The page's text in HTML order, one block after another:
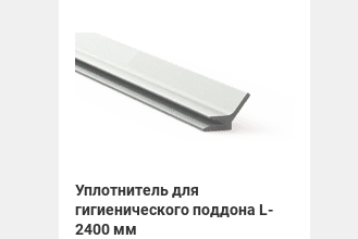
Уплотнитель для
гигиенического поддона L-
2400 мм